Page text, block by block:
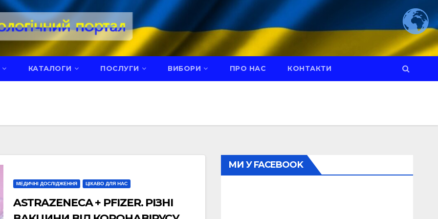
КАТАЛОГИ ПОСЛУГИ ВИБОРИ ПРО НАС КОНТАКТИ
МЕДИЧНІ ДОСЛІДЖЕННЯ ЦІКАВО ДЛЯ НАС
ASTRAZENECA + PFIZER. РІЗНІ
МИ У FACEBOOK